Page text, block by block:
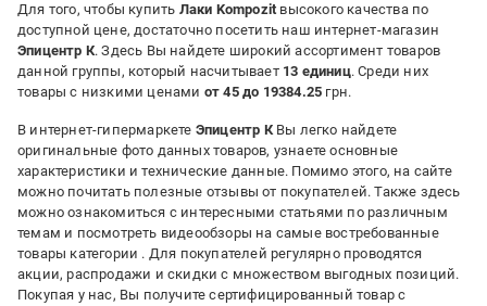
Для того, чтобы купить Лаки Kompozitвысокого качества по
доступной цене, достаточно посетить наш интернет-магазин
Эпицентр К. Здесь Вы найдете широкий ассортимент товаров
данной группы, который насчитывает 13 единиц. Среди них
товары с низкими ценами от 45 до 19384.25 грн.
В интернет-гипермаркете Эпицентр КВы легко найдете
оригинальные фото данных товаров, узнаете основные
характеристики и технические данные. Помимо этого, на сайте
можно почитать полезные отзывы от покупателей. Также здесь
можно ознакомиться с интересными статьями по различным
темам и посмотреть видеообзоры на самые востребованные
товары категории . Для покупателей регулярно проводятся
акции, распродажи и скидки с множеством выгодных позиций.
Покупая у нас, Вы получите сертифицированный товар с